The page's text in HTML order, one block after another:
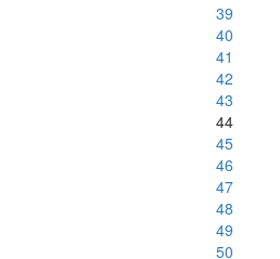
39
40
41
42
43
44
45
46
47
48
49
50